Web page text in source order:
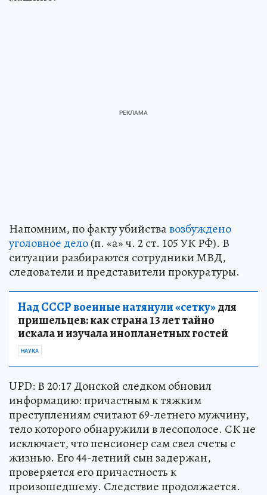
Напомним, по факту убийствавозбуждено
уголовное дело(п. «а» ч. 2 ст. 105 УК РФ). В
ситуации разбираются сотрудники МВД,
следователи и представители прокуратуры.
Над СССР военные натянули «сетку»для
пришельцев: как страна 13 лет тайно
искала и изучала инопланетных гостей
НАУКА
UPD: В 20:17 Донской следком обновил
информацию: причастным к тяжким
преступлениям считают 69-летнего мужчину,
тело которого обнаружили в лесополосе. СК не
исключает, что пенсионер сам свел счеты с
жизнью. Его 44-летний сын задержан,
проверяется его причастность к
произошедшему. Следствие продолжается.